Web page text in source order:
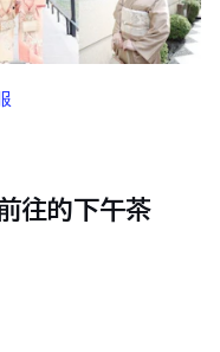
往的下午茶